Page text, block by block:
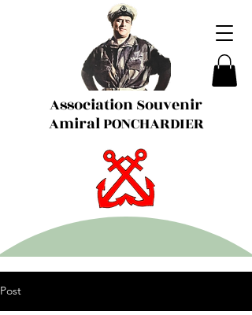
Association Souvenir
Amiral PONCHARDIER
Post